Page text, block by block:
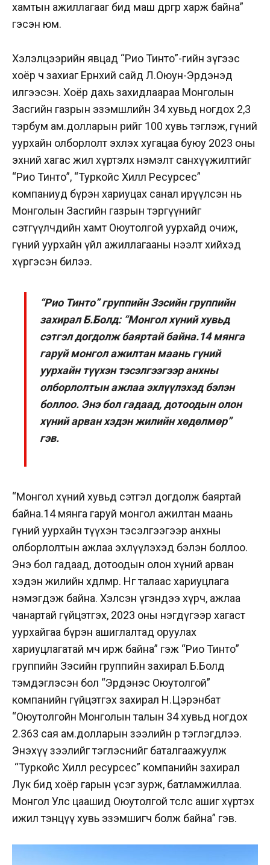
хамтын ажиллагааг бид маш өөдрөгөөр харж байна”
гэсэн юм.
Хэлэлцээрийн явцад “Рио Тинто”-гийн зүгээс
хоёр ч захиаг Ерөнхий сайд Л.Оюун-Эрдэнэд
илгээсэн. Хоёр дахь захидлаараа Монголын
Засгийн газрын эзэмшлийн 34 хувьд ногдох 2,3
тэрбум ам.долларын өрийг 100 хувь тэглэж, гүний
уурхайн олборлолт эхлэх хугацаа буюу 2023 оны
эхний хагас жил хүртэлх нэмэлт санхүүжилтийг
“Рио Тинто”, “Туркойс Хилл Ресурсес”
компаниуд бүрэн хариуцах санал ирүүлсэн нь
Монголын Засгийн газрын тэргүүнийг
сэтгүүлчдийн хамт Оюутолгой уурхайд очиж,
гүний уурхайн үйл ажиллагааны нээлт хийхэд
хүргэсэн билээ.
“Рио Тинто” группийн Зэсийн группийн
захирал Б.Болд: “Монгол хүний хувьд
сэтгэл догдолж баяртай байна.14 мянга
гаруй монгол ажилтан маань гүний
уурхайн түүхэн тэсэлгээгээр анхны
олборлолтын ажлаа эхлүүлэхэд бэлэн
боллоо. Энэ бол гадаад, дотоодын олон
хүний арван хэдэн жилийн хөдөлмөр”
гэв.
“Монгол хүний хувьд сэтгэл догдолж баяртай
байна.14 мянга гаруй монгол ажилтан маань
гүний уурхайн түүхэн тэсэлгээгээр анхны
олборлолтын ажлаа эхлүүлэхэд бэлэн боллоо.
Энэ бол гадаад, дотоодын олон хүний арван
хэдэн жилийн хөдөлмөр. Нөгөө талаас хариуцлага
нэмэгдэж байна. Хэлсэн үгэндээ хүрч, ажлаа
чанартай гүйцэтгэх, 2023 оны нэгдүгээр хагаст
уурхайгаа бүрэн ашиглалтад оруулах
хариуцлагатай мөч ирж байна” гэж “Рио Тинто”
группийн Зэсийн группийн захирал Б.Болд
тэмдэглэсэн бол “Эрдэнэс Оюутолгой”
компанийн гүйцэтгэх захирал Н.Цэрэнбат
“Оюутолгойн Монголын талын 34 хувьд ногдох
2.363 сая ам.долларын зээлийн өр тэглэгдлээ.
Энэхүү зээлийг тэглэснийг баталгаажуулж
“Туркойс Хилл ресурсес” компанийн захирал
Лук бид хоёр гарын үсэг зурж, батламжиллаа.
Монгол Улс цаашид Оюутолгой төслөөс ашиг хүртэх
ижил тэнцүү хувь эзэмшигч болж байна” гэв.